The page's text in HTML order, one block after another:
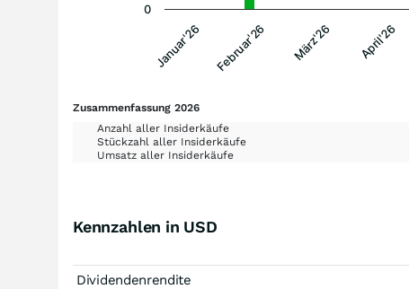
Januar'26 Februar'26 März'26 April'26
0
Zusammenfassung 2026
Anzahl aller Insiderkäufe
Stückzahl aller Insiderkäufe
Umsatz aller Insiderkäufe
Kennzahlen in USD
Dividendenrendite